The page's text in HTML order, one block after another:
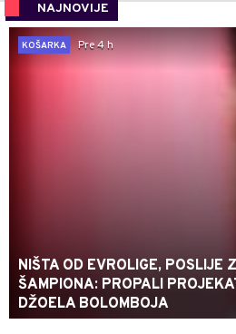
NAJNOVIJE
KOŠARKA
Pre 4 h
NIŠTA OD EVROLIGE, POSLIJE
ŠAMPIONA: PROPALI
DŽOELA BOLOMBOJA